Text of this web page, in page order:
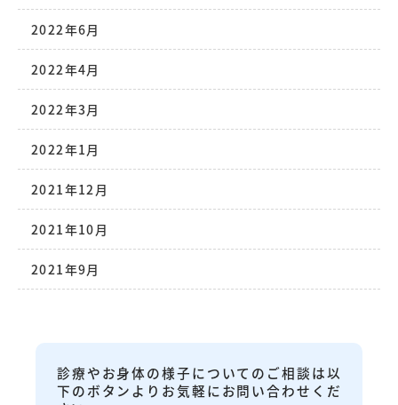
2022年6月
2022年4月
2022年3月
2022年1月
2021年12月
2021年10月
2021年9月
診療やお身体の様子についてのご相談は以
下のボタンよりお気軽にお問い合わせくだ